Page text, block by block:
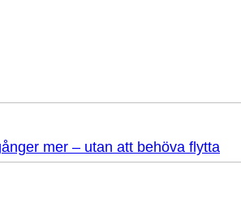
mer – utan att behöva flytta